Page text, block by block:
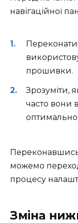
навігаційної
прошивки.
Зрозуміти,
часто вони
можемо
процесу
Зміна